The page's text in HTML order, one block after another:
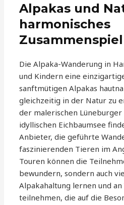
Alpakas und
harmonisches
Zusammenspiel
Die Alpaka-Wanderung in
und Kindern eine
sanftmütigen Alpakas
gleichzeitig in der Natur zu
der malerischen Lüneburger
idyllischen Eichbaumsee
Anbieter, die geführte
faszinierenden Tieren im
Touren können die
bewundern, sondern auch
Alpakahaltung lernen und
teilnehmen, die auf die